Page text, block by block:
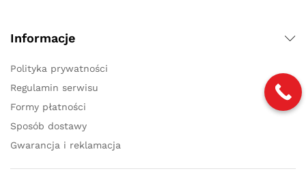
Informacje
Polityka prywatności
Regulamin serwisu
Formy płatności
Sposób dostawy
Gwarancja i reklamacja